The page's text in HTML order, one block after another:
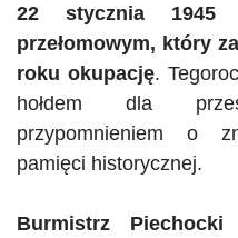
22 stycznia 1945
przełomowym, który
roku okupację.
hołdem dla
przypomnieniem o
pamięci historycznej.
Burmistrz Piechocki